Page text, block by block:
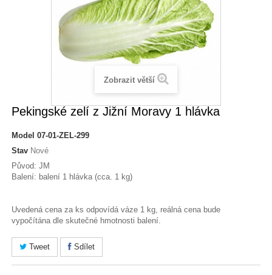
Zobrazit větší
Pekingské zelí z Jižní Moravy 1 hlávka
Model 07-01-ZEL-299
Stav Nové
Původ: JM
Balení: balení 1 hlávka (cca. 1 kg)
Uvedená cena za ks odpovídá váze 1 kg, reálná cena bude
vypočítána dle skutečné hmotnosti balení.
Tweet Sdílet